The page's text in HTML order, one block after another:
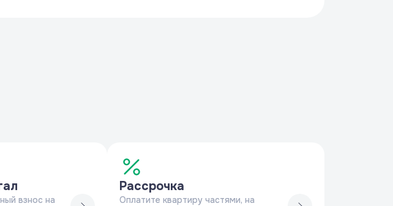
взнос на
Рассрочка
Оплатите квартиру частями, на